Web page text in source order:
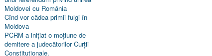
Moldovei cu România
Cînd vor cădea primii fulgi în
Moldova
PCRM a iniţiat o moţiune de
demitere a judecătorilor Curţii
Constituţionale.